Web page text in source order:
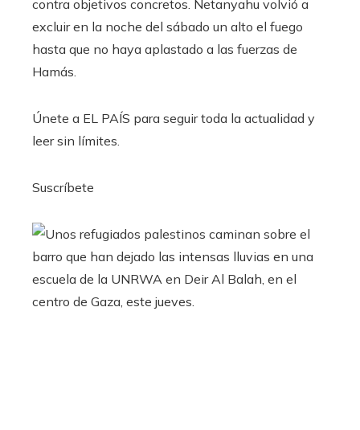
contra objetivos concretos. Netanyahu volvió a
excluir en la noche del sábado un alto el fuego
hasta que no haya aplastado a las fuerzas de
Hamás.
Únete a EL PAÍS para seguir toda la actualidad y
leer sin límites.
Suscríbete